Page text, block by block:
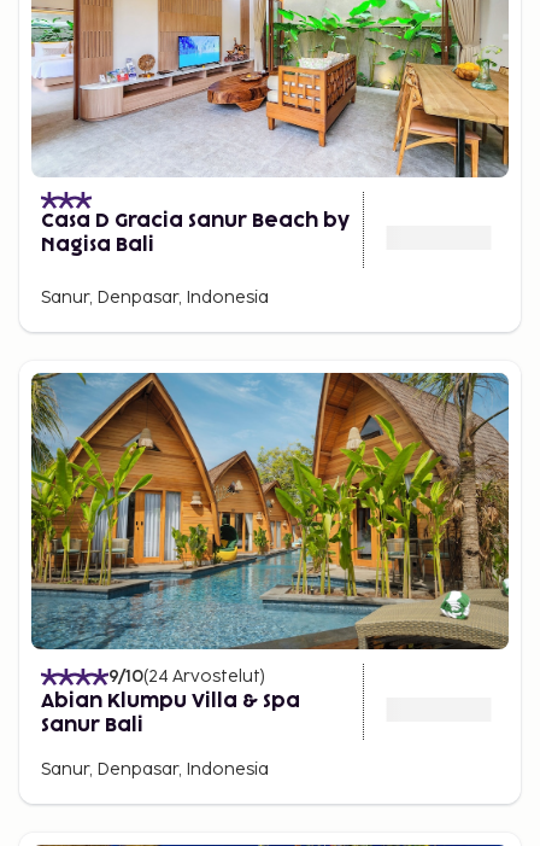
Casa D Gracia Sanur Beach by
Nagisa Bali
Sanur, Denpasar, Indonesia
9/10(24 Arvostelut)
Abian Klumpu Villa & Spa
Sanur Bali
Sanur, Denpasar, Indonesia